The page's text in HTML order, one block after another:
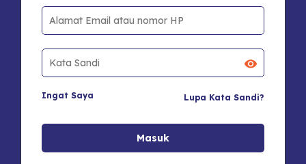
Ingat Saya Lupa Kata Sandi?